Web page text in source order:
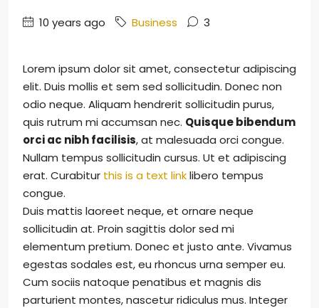
10 years ago Business 3
Lorem ipsum dolor sit amet, consectetur adipiscing
elit. Duis mollis et sem sed sollicitudin. Donec non
odio neque. Aliquam hendrerit sollicitudin purus,
quis rutrum mi accumsan nec. Quisque bibendum
orci ac nibh facilisis, at malesuada orci congue.
Nullam tempus sollicitudin cursus. Ut et adipiscing
erat. Curabitur this is a text linklibero tempus
congue.
Duis mattis laoreet neque, et ornare neque
sollicitudin at. Proin sagittis dolor sed mi
elementum pretium. Donec et justo ante. Vivamus
egestas sodales est, eu rhoncus urna semper eu.
Cum sociis natoque penatibus et magnis dis
parturient montes, nascetur ridiculus mus. Integer